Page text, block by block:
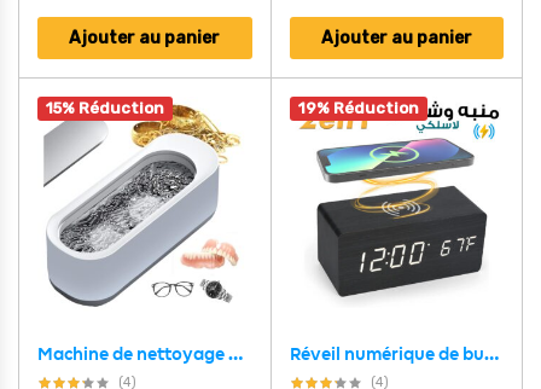
Ajouter au panier Ajouter au panier
15% Réduction
Machine de nettoyage accessoire ultrasonique Portable, élimine les taches, bijoux, lunettes,bague
(4)
19% Réduction
Réveil numérique de bureau en bois avec socle de charge sans fil Qi
(4)